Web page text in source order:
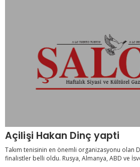
Açilişi Hakan Dinç yapti
Takım tenisinin en önemli organizasyonu olan
finalistler belli oldu. Rusya, Almanya, ABD ve